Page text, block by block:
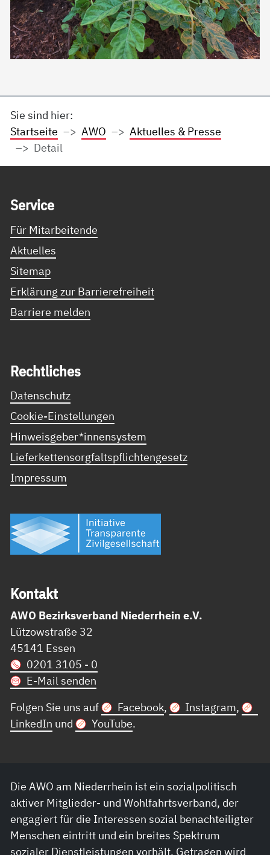
Sie sind hier:
Startseite
AWO
Aktuelles & Presse
Detail
Ser­vice
Für Mitarbeitende
Aktuelles
Sitemap
Erklärung zur Barrierefreiheit
Barriere melden
Recht­li­ches
Datenschutz
Cookie-Einstellungen
Hinweisgeber*innensystem
Lieferkettensorgfaltspflichtengesetz
Impressum
Kon­takt
AWO Bezirksverband Niederrhein e.V.
Lützowstraße 32
45141 Essen
0201 3105 - 0
E-Mail senden
Folgen Sie uns auf
Facebook, Instagram,
LinkedIn und YouTube.
Die AWO am Niederrhein ist ein sozialpolitisch
aktiver Mitglieder- und Wohlfahrtsverband, der
engagiert für die Interessen sozial benachteiligter
Menschen eintritt und ein breites Spektrum
sozialer Dienstleistungen vorhält. Getragen wird